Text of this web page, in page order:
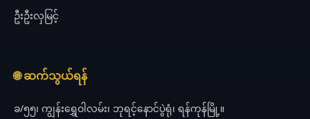
ဦးဦးလှမြင့်
🌐 ဆက်သွယ်ရန်
ခ/၅၅၊ ကျွန်းရွှေဝါလမ်း၊ ဘုရင့်နောင်ပွဲရုံ၊ ရန်ကုန်မြို့။